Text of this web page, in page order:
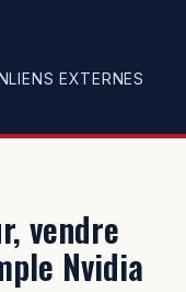
LIENS EXTERNES
vendre
Nvidia